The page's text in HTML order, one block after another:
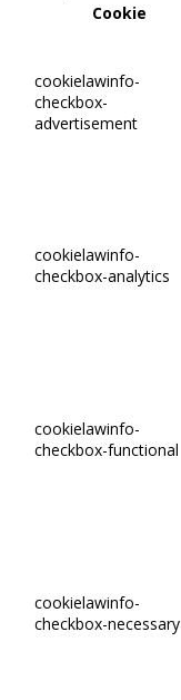
Cookie
cookielawinfo-
checkbox-
advertisement
cookielawinfo-
checkbox-analytics
cookielawinfo-
checkbox-functional
cookielawinfo-
checkbox-necessary